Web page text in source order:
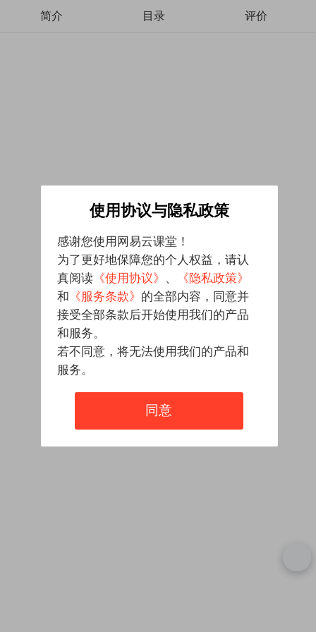
简介 目录 评价
使用协议与隐私政策
感谢您使用网易云课堂！
为了更好地保障您的个人权益，请认
真阅读 《使用协议》 、
《隐私政策》
和 《服务条款》 的全部内容，同意并
接受全部条款后开始使用我们的产品
和服务。
若不同意，将无法使用我们的产品和
服务。
同意